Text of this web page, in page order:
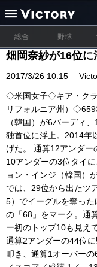
総合 野球
畑岡奈紗が16位
2017/3/26 10:15
◇米国女子◇キア・ク
リフォルニア州）
（韓国）が6バーディ
独首位に浮上。2014年
げた。 通算12アンダ
10アンダーの3位タイ
ョン・インジ（韓国）
では、29位から出たツ
5）でイーグルを奪っ
の「68」をマーク。通
ー初のトップ10も見え
通算2アンダーの44位
叩き、通算1オーバー